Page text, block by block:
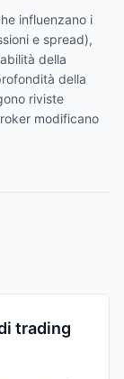
influenzano i
e spread),
della
della
riviste
modificano
trading